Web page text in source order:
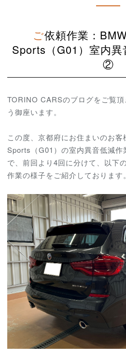
ご依頼作業：BMW X3 20d M-
Sports（G01）室内
②
TORINO CARSのブログをご覧
う御座います。
この度、京都府にお住まいのお
Sports（G01）の室内異音低減作
で、前回より4回に分けて、以下
作業の様子をご紹介しております。